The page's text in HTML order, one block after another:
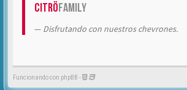
CitröFamily
Disfrutando con nuestros chevrones.
Funcionando con phpBB -